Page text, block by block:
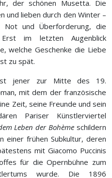
der schönen Musetta. Die
und lieben durch den Winter –
Not und Überforderung, die
im letzten Augenblick
welche Geschenke die Liebe
zu spät.
ist jener zur Mitte des 19.
mit dem der französische
Zeit, seine Freunde und sein
Pariser Künstlerviertel
Leben der Bohème schildern
einer frühen Subkultur, deren
mit Giacomo Puccinis
für die Opernbühne zum
wurde. Die 1896